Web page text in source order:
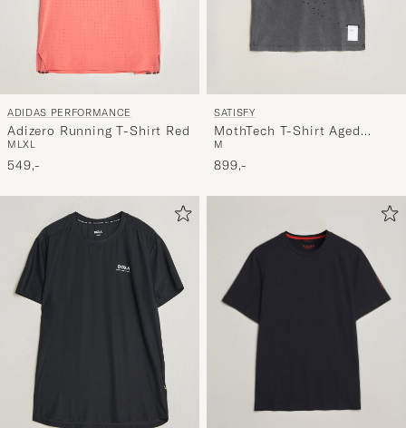
ADIDAS PERFORMANCE
Adizero Running T-Shirt Red
M LXL
549,-
SATISFY
MothTech T-Shirt Aged
Black
M
899,-